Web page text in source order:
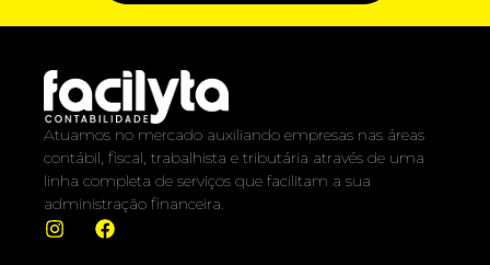
Atuamos no mercado auxiliando empresas nas áreas
contábil, fiscal, trabalhista e tributária através de uma
linha completa de serviços que facilitam a sua
administração financeira.